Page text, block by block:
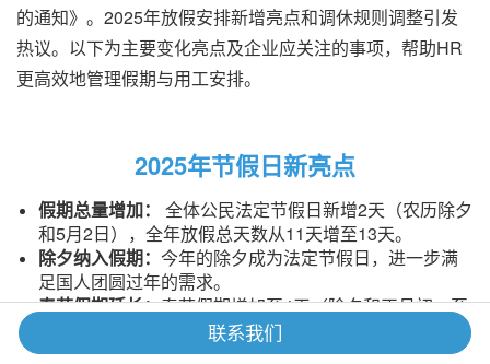
的通知》。2025年放假安排新增亮点和调休规则调整引发
热议。以下为主要变化亮点及企业应关注的事项，帮助HR
更高效地管理假期与用工安排。
2025年节假日新亮点
假期总量增加： 全体公民法定节假日新增2天（农历除夕
和5月2日），全年放假总天数从11天增至13天。
除夕纳入假期： 今年的除夕成为法定节假日，进一步满
足国人团圆过年的需求。
春节假期延长：春节假期增加至4天（除夕和正月初一至
初三），加上调休，共8天假期。
五一调休减少：劳动节新增法定假日1天（5月2日），假
联系我们